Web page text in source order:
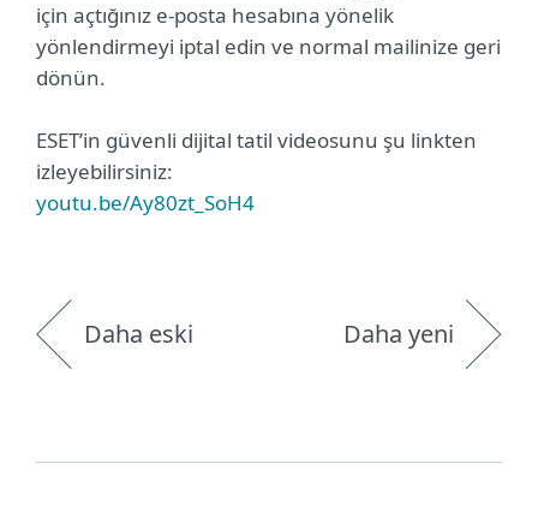
için açtığınız e-posta hesabına yönelik
yönlendirmeyi iptal edin ve normal mailinize geri
dönün.
ESET’in güvenli dijital tatil videosunu şu linkten
izleyebilirsiniz:
youtu.be/Ay80zt_SoH4
Daha eski Daha yeni